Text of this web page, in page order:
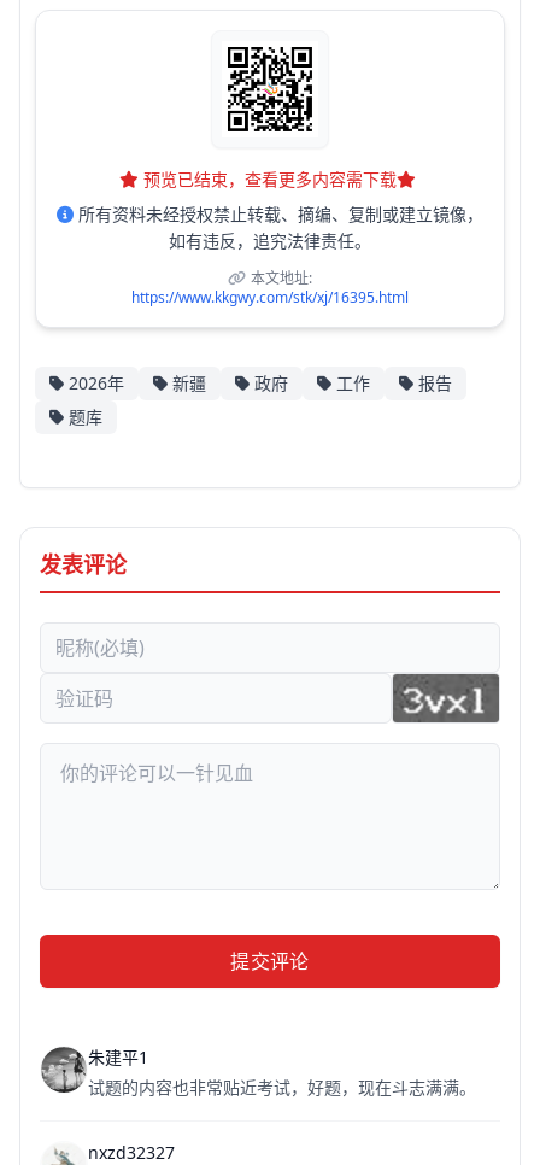
预览已结束，查看更多内容需下载
所有资料未经授权禁止转载、摘编、复制或建立镜像，
如有违反，追究法律责任。
本文地址:
https://www.kkgwy.com/stk/xj/16395.html
2026年 新疆 政府 工作
报告
题库
发表评论
提交评论
朱建平1
试题的内容也非常贴近考试，好题，现在斗志满满。
nxzd32327